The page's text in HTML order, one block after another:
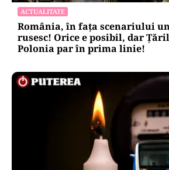
ACTUALITATE
România, în fața scenariului
rusesc! Orice e posibil, dar
Polonia par în prima linie!